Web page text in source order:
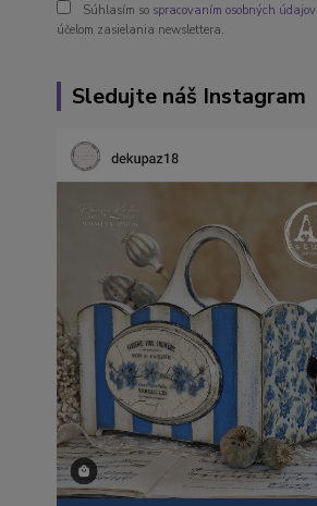
Súhlasím so spracovaním osobných údajov
účelom zasielania newslettera.
Sledujte náš Instagram